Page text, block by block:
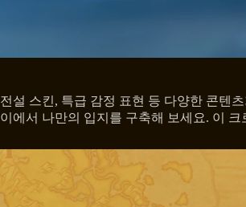
전설 스킨, 특급 감정 표현 등 다양한 콘텐
이에서 나만의 입지를 구축해 보세요. 이